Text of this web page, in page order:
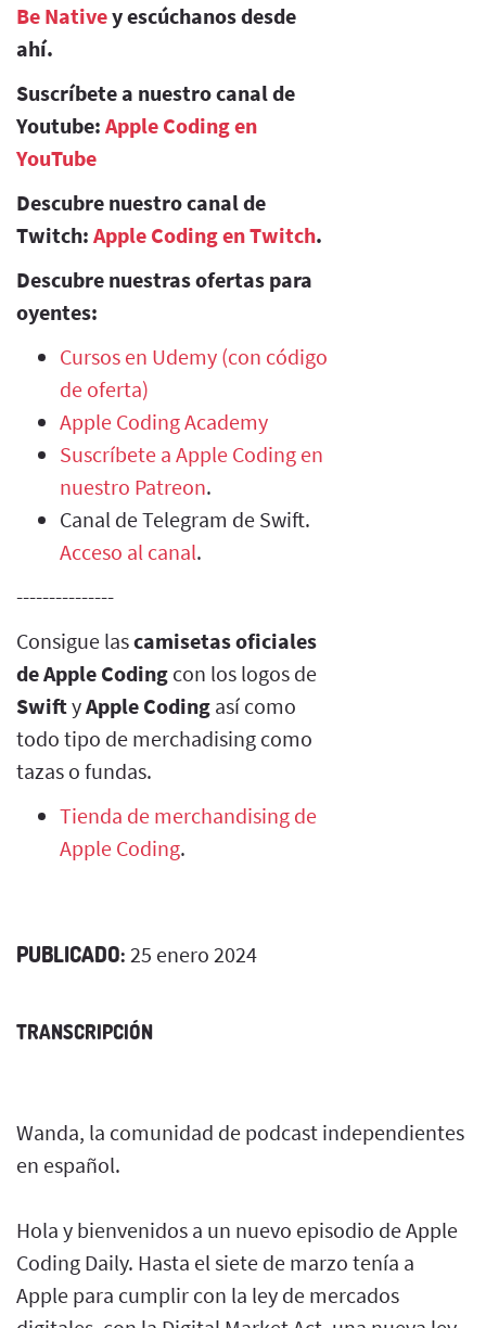
Be Nativey escúchanos desde
ahí.
Suscríbete a nuestro canal de
Youtube: Apple Coding en
YouTube
Descubre nuestro canal de
Twitch: Apple Coding en Twitch.
Descubre nuestras ofertas para
oyentes:
Cursos en Udemy (con código
de oferta)
Apple Coding Academy
Suscríbete a Apple Coding en
nuestro Patreon.
Canal de Telegram de Swift.
Acceso al canal.
---------------
Consigue lascamisetas oficiales
de Apple Coding con los logos de
SwiftyApple Coding así como
todo tipo de merchadising como
tazas o fundas.
Tienda de merchandising de
Apple Coding.
PUBLICADO: 25 enero 2024
TRANSCRIPCIÓN
Wanda, la comunidad de podcast independientes
en español.
Hola y bienvenidos a un nuevo episodio de Apple
Coding Daily. Hasta el siete de marzo tenía a
Apple para cumplir con la ley de mercados